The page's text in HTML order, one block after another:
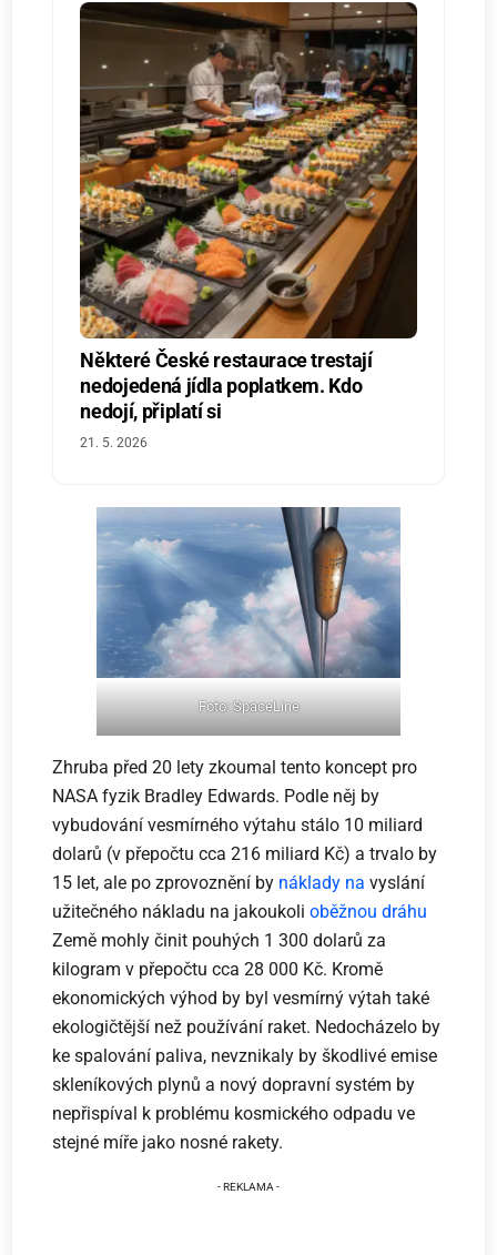
Některé České restaurace trestají
nedojedená jídla poplatkem. Kdo
nedojí, připlatí si
21. 5. 2026
Foto: SpaceLine
Zhruba před 20 lety zkoumal tento koncept pro
NASA fyzik Bradley Edwards. Podle něj by
vybudování vesmírného výtahu stálo 10 miliard
dolarů (v přepočtu cca 216 miliard Kč) a trvalo by
15 let, ale po zprovoznění by náklady na vyslání
užitečného nákladu na jakoukolioběžnou dráhu
Země mohly činit pouhých 1 300 dolarů za
kilogram v přepočtu cca 28 000 Kč. Kromě
ekonomických výhod by byl vesmírný výtah také
ekologičtější než používání raket. Nedocházelo by
ke spalování paliva, nevznikaly by škodlivé emise
skleníkových plynů a nový dopravní systém by
nepřispíval k problému kosmického odpadu ve
stejné míře jako nosné rakety.